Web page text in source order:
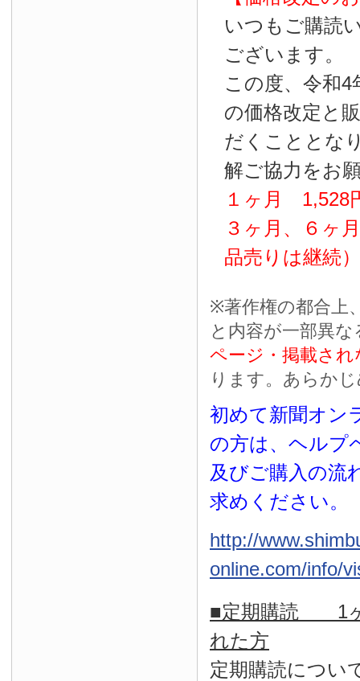
いつもご購読
ございます。
この度、令和4
の価格改定と
だくこととな
解ご協力をお
１ヶ月 1,528
３ヶ月、６ヶ
品売りは継続）
※著作権の都合上
と内容が一部異な
ページ・掲載され
ります。あらか
初めて新聞オン
の方は、ヘルプ
及びご購入の流
求めください。
http://
online.com/info/
■定期購読 1ヶ
れた方
定期購読につい